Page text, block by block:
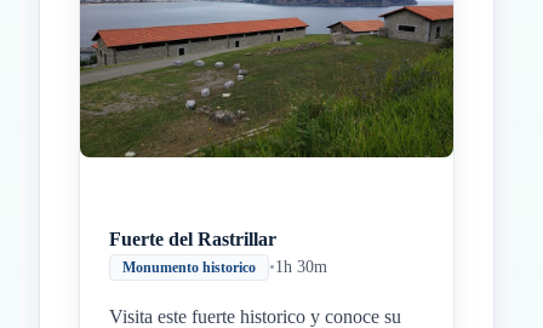
Fuerte del Rastrillar
Monumento historico •1h 30m
Visita este fuerte historico y conoce su